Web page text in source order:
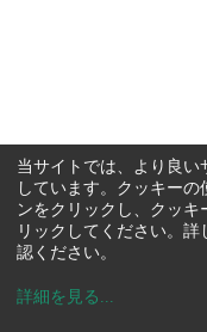
当サイトでは、より良い
しています。クッキー
ンをクリックし、クッ
リックしてください。
認ください。
詳細を見る ...